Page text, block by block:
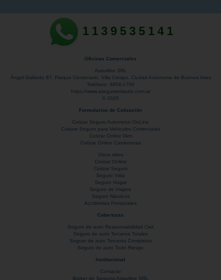
1139535141
Oficinas Comerciales
Assurline SRL
Ángel Gallardo 87, Parque Centenario, Villa Crespo, Ciudad Autonoma de Buenos Aires
Teléfono: 4858-1700
https://www.asegurarmiauto.com.ar
© 2025
Formularios de Cotización
Cotizar Seguro Automotor OnLine
Cotiizar Seguro para Vehiculos Comerciales
Cotizar Online 0km
Cotizar Online Camionetas
Otros sitios
Cotizar Online
Cotizar Seguro
Seguro Vida
Seguro Hogar
Seguro de Viajero
Seguro Náuticos
Accidentes Personales
Coberturas
Seguro de auto Responsabilidad Civil
Seguro de auto Terceros Totales
Seguro de auto Terceros Completos
Seguro de auto Todo Riesgo
Institucional
Contacto
Broker de Seguros Assurline SRL